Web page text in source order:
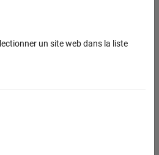
un site web dans la liste